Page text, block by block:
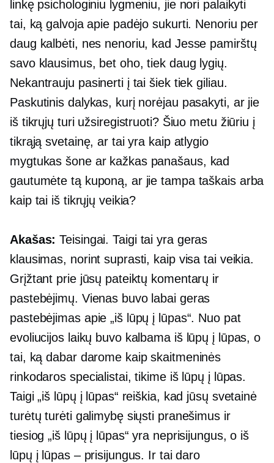
linkę psichologiniu lygmeniu, jie nori palaikyti
tai, ką galvoja apie padėjo sukurti. Nenoriu per
daug kalbėti, nes nenoriu, kad Jesse pamirštų
savo klausimus, bet oho, tiek daug lygių.
Nekantrauju pasinerti į tai šiek tiek giliau.
Paskutinis dalykas, kurį norėjau pasakyti, ar jie
iš tikrųjų turi užsiregistruoti? Šiuo metu žiūriu į
tikrąją svetainę, ar tai yra kaip atlygio
mygtukas šone ar kažkas panašaus, kad
gautumėte tą kuponą, ar jie tampa taškais arba
kaip tai iš tikrųjų veikia?
Akašas: Teisingai. Taigi tai yra geras
klausimas, norint suprasti, kaip visa tai veikia.
Grįžtant prie jūsų pateiktų komentarų ir
pastebėjimų. Vienas buvo labai geras
pastebėjimas apie „iš lūpų į lūpas“. Nuo pat
evoliucijos laikų buvo kalbama iš lūpų į lūpas, o
tai, ką dabar darome kaip skaitmeninės
rinkodaros specialistai, tikime iš lūpų į lūpas.
Taigi „iš lūpų į lūpas“ reiškia, kad jūsų svetainė
turėtų turėti galimybę siųsti pranešimus ir
tiesiog „iš lūpų į lūpas“ yra neprisijungus, o iš
lūpų į lūpas – prisijungus. Ir tai daro